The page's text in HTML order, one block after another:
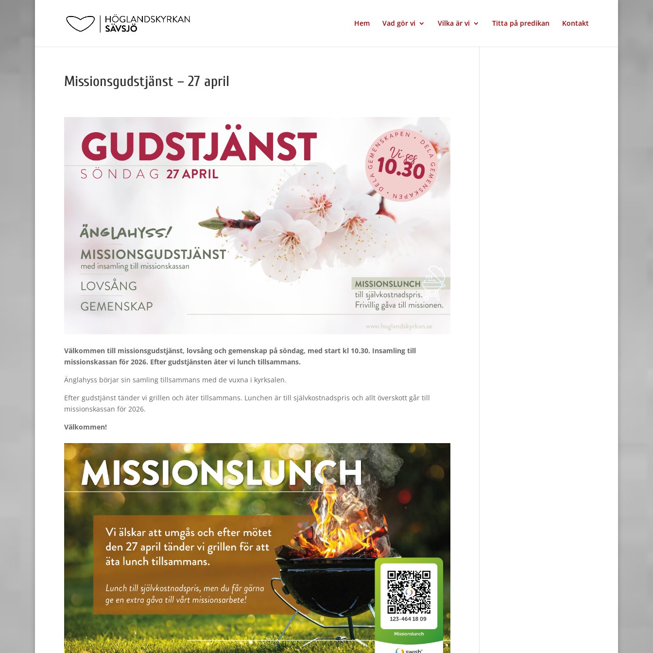
Hem Vad gör vi Vilka är vi Titta på predikan Kontakt
Missionsgudstjänst – 27 april
Välkommen till missionsgudstjänst, lovsång och gemenskap på söndag, med start kl 10.30. Insamling till
missionskassan för 2026. Efter gudstjänsten äter vi lunch tillsammans.
Änglahyss börjar sin samling tillsammans med de vuxna i kyrksalen.
Efter gudstjänst tänder vi grillen och äter tillsammans. Lunchen är till självkostnadspris och allt överskott går till
missionskassan för 2026.
Välkommen!